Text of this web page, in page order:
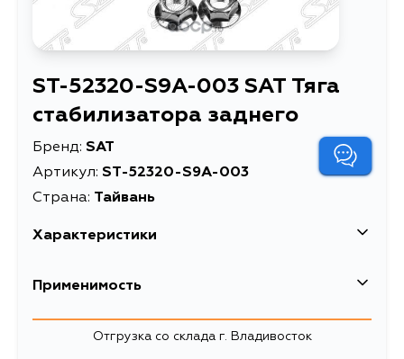
ST-52320-S9A-003 SAT Тяга
стабилизатора заднего
Бренд: SAT
Артикул: ST-52320-S9A-003
Страна: Тайвань
Характеристики
Описание
Тяга стабилизатора
Применимость
HondaОтгрузка со склада г. Владивосток